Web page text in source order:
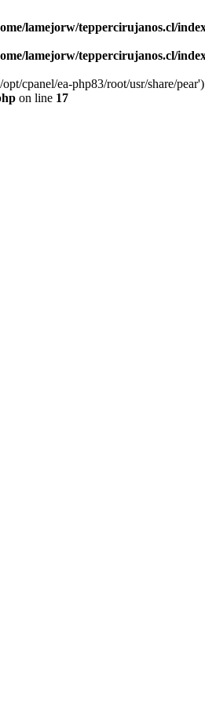
lamejorw/teppercirujanos.cl/
lamejorw/teppercirujanos.cl/
cpanel/ea-php83/root/usr/share/
on line 17